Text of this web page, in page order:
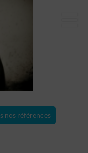
nos références